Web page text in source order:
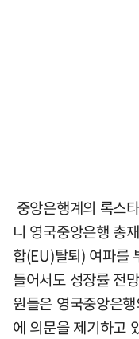
중앙은행계의 록스
니 영국중앙은행 총
합(EU)탈퇴) 여파를
들어서도 성장률 전
원들은 영국중앙은
에 의문을 제기하고